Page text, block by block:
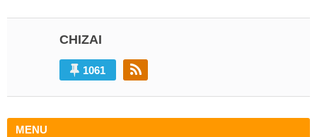
シ
CHIZAI
1061
MENU